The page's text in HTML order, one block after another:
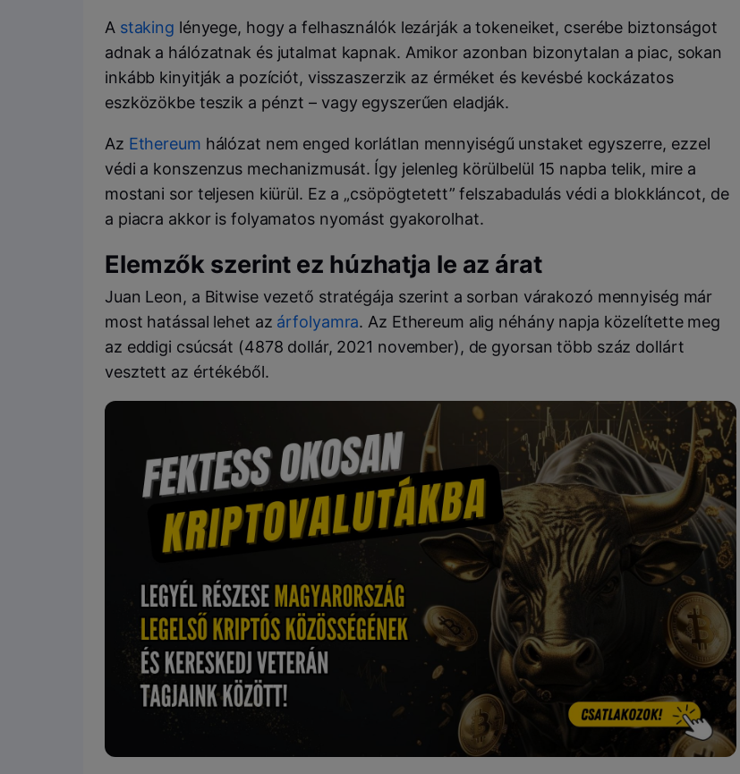
A staking lényege, hogy a felhasználók lezárják a tokeneiket, cserébe biztonságot
adnak a hálózatnak és jutalmat kapnak. Amikor azonban bizonytalan a piac, sokan
inkább kinyitják a pozíciót, visszaszerzik az érméket és kevésbé kockázatos
eszközökbe teszik a pénzt – vagy egyszerűen eladják.
Az Ethereum hálózat nem enged korlátlan mennyiségű unstaket egyszerre, ezzel
védi a konszenzus mechanizmusát. Így jelenleg körülbelül 15 napba telik, mire a
mostani sor teljesen kiürül. Ez a „csöpögtetett” felszabadulás védi a blokkláncot, de
a piacra akkor is folyamatos nyomást gyakorolhat.
Elemzők szerint ez húzhatja le az árat
Juan Leon, a Bitwise vezető stratégája szerint a sorban várakozó mennyiség már
most hatással lehet az árfolyamra. Az Ethereum alig néhány napja közelítette meg
az eddigi csúcsát (4878 dollár, 2021 november), de gyorsan több száz dollárt
vesztett az értékéből.